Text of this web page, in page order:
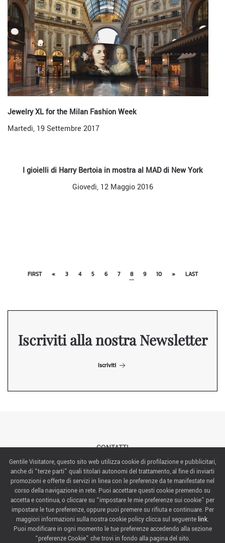
Jewelry XL for the Milan Fashion Week
Martedì, 19 Settembre 2017
I gioielli di Harry Bertoia in mostra al MAD di New York
Giovedì, 12 Maggio 2016
FIRST « 3 4 5 6 7 8 9 10 » LAST
Iscriviti alla nostra Newsletter
Iscriviti
CONTATTI
ABOUT US
ITALIAN EXHIBITION GROUP SpA All rights reserved
Via Emilia 155, 47921 Rimini,
CF/PI 00139440408, Registro Imprese: Rimini P.I e n. Reg. Imprese 00139440408, Capitale Sociale
52.214.897 i.v.
Gentile Visitatore, questo sito web utilizza cookie di profilazione e pubblicitari,
anche di “terze parti” quali titolari autonomi del trattamento, al fine di inviarti
promozioni e offerte di servizi in linea con le preferenze da te manifestate nel
corso della navigazione in rete. Puoi accettare questi cookie premendo su
accetta e continua, o cliccare su “impostare le mie preferenze sui cookie” per
impostare le tue preferenze, oppure puoi premere su rifiuta e continuare. Per
maggiori informazioni sulla nostra cookie policy clicca sul seguente link.
Puoi modificare in ogni momento le tue preferenze accedendo alla sezione
“preferenze Cookie” che trovi in fondo alla pagina del sito.